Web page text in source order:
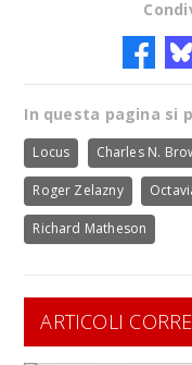
In questa pagina si
Locus Charles N.
Roger Zelazny
Richard Matheson
ARTICOLI